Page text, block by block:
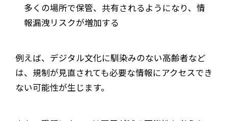
多くの場所で保管、共有されるようになり、情
報漏洩リスクが増加する
例えば、デジタル文化に馴染みのない高齢者など
は、規制が見直されても必要な情報にアクセスでき
ない可能性が生じます。